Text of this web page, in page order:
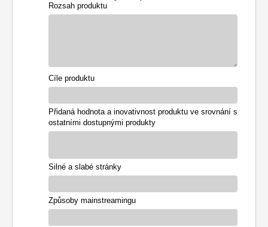
Rozsah produktu
Cíle produktu
Přidaná hodnota a inovativnost produktu ve srovnání s
ostatními dostupnými produkty
Silné a slabé stránky
Způsoby mainstreamingu